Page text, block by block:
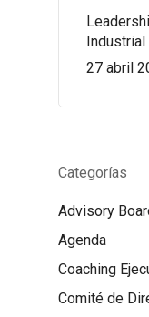
27 abril
Categorías
Advisory
Agenda
Coaching
Comité de